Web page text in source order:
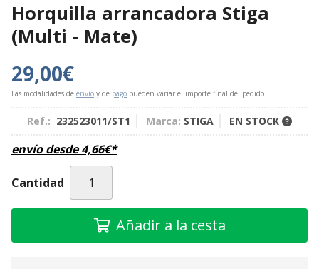
Horquilla arrancadora Stiga
(Multi - Mate)
29,00€
Las modalidades de envío y de pago pueden variar el importe final del pedido.
Ref.: 232523011/ST1 Marca: STIGA EN STOCK
envío desde4,66€*
Cantidad
Añadir a la cesta